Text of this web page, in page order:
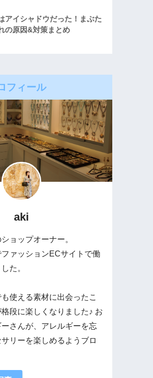
アイシャドウだった！まぶた
の原因&対策まとめ
フィール
aki
ョップオーナー。
ァッションECサイトで働
た。
使える素材に出会ったこ
段に楽しくなりました♪ お
さんが、アレルギーを忘
リーを楽しめるようブロ